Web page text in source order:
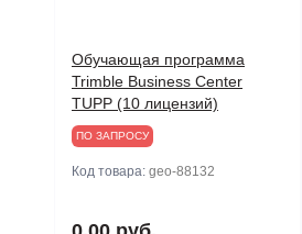
Обучающая программа
Trimble Business Center
TUPP (10 лицензий)
ПО ЗАПРОСУ
Код товара: geo-88132